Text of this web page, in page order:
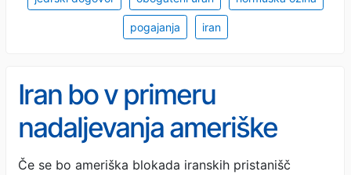
pogajanja iran
Iran bo v primeru
nadaljevanja ameriške
blokade znova zaprl
Če se bo ameriška blokada iranskih pristanišč